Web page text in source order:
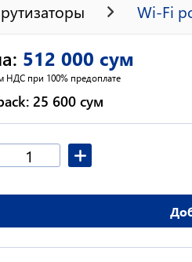
Wi-Fi
: 512 000 сум
НДС при 100% предоплате
25 600 сум